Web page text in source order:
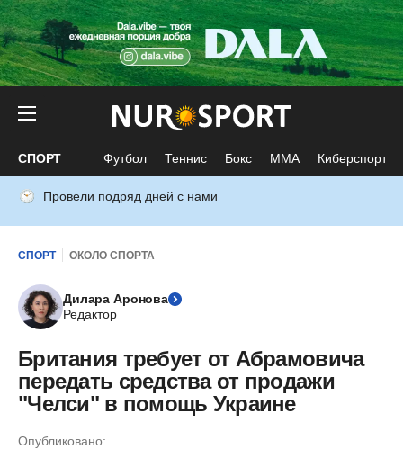
СПОРТ Футбол Теннис Бокс ММА Киберспорт
Провели подряд дней с нами
СПОРТ ОКОЛО СПОРТА
Дилара Аронова
Редактор
Британия требует от Абрамовича
передать средства от продажи
"Челси" в помощь Украине
Опубликовано: